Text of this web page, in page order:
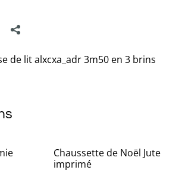
de lit alxcxa_adr 3m50 en 3 brins
Chaussette de Noël Jute
imprimé